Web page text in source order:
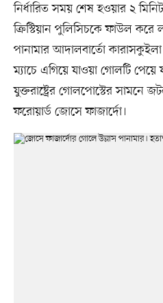
নির্ধারিত সময় শেষ হওয়ার ২
ক্রিস্টিয়ান পুলিসিচকে ফাউল করে
পানামার আদালবার্তো
ম্যাচে এগিয়ে যাওয়া গোলটি পেয়ে
যুক্তরাষ্ট্রের গোলপোস্টের সামনে
ফরোয়ার্ড জোসে ফাজার্দো।